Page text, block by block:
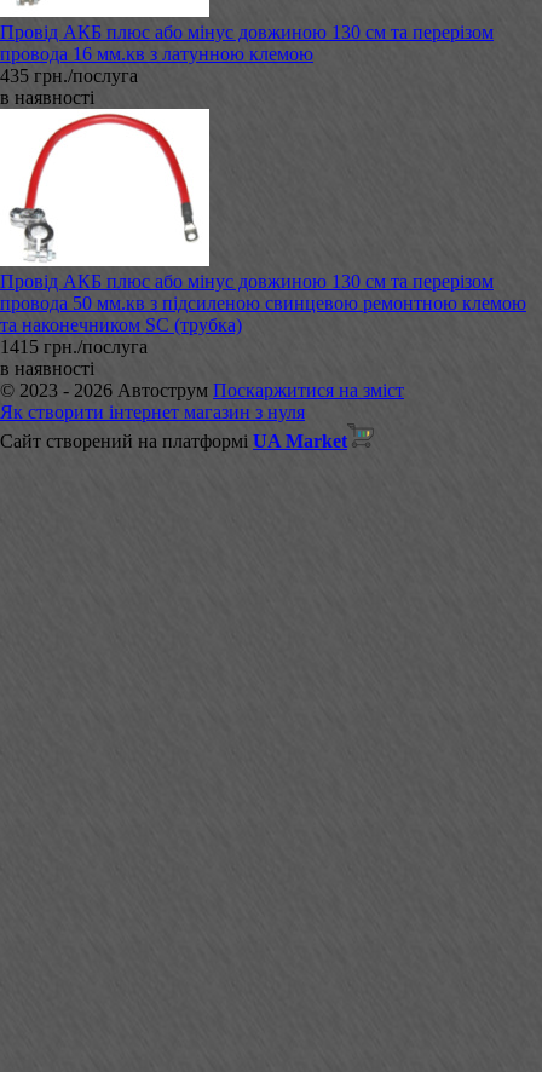
Провід АКБ плюс або мінус довжиною 130 см та перерізом
провода 16 мм.кв з латунною клемою
435 грн./послуга
в наявності
Провід АКБ плюс або мінус довжиною 130 см та перерізом
провода 50 мм.кв з підсиленою свинцевою ремонтною клемою
та наконечником SC (трубка)
1415 грн./послуга
в наявності
© 2023 - 2026 Автострум Поскаржитися на зміст
Як створити інтернет магазин з нуля
Сайт створений на платформі UA Market